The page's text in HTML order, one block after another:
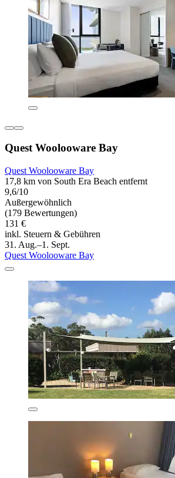
Quest Woolooware Bay
Quest Woolooware Bay
17,8 km von South Era Beach entfernt
9,6/10
Außergewöhnlich
(179 Bewertungen)
131 €
inkl. Steuern & Gebühren
31. Aug.–1. Sept.
Quest Woolooware Bay